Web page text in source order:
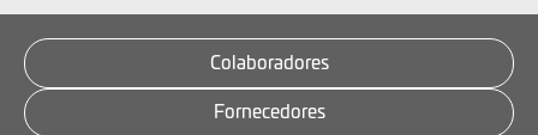
Colaboradores
Fornecedores